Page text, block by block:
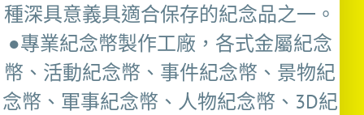
種深具意義具適合保存的紀念品之一。
●專業紀念幣製作工廠，各式金屬紀念
幣、活動紀念幣、事件紀念幣、景物紀
念幣、軍事紀念幣、人物紀念幣、3D紀